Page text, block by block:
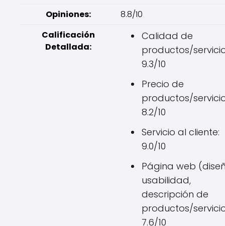
Opiniones:
8.8/10
Calificación
Detallada:
Calidad de
productos/
9.3/10
Precio de
productos/
8.2/10
Servicio al cliente:
9.0/10
Página web
usabilidad,
descripción de
productos/
7.6/10